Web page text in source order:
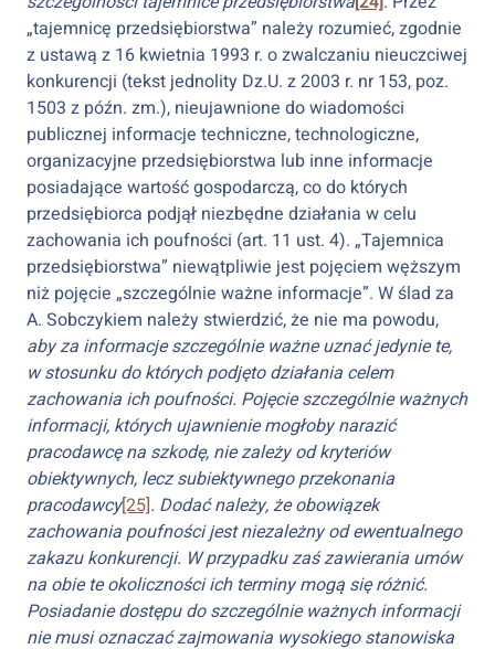
„tajemnicę przedsiębiorstwa” należy rozumieć, zgodnie
z ustawą z 16 kwietnia 1993 r. o zwalczaniu nieuczciwej
konkurencji (tekst jednolity Dz.U. z 2003 r. nr 153, poz.
1503 z późn. zm.), nieujawnione do wiadomości
publicznej informacje techniczne, technologiczne,
organizacyjne przedsiębiorstwa lub inne informacje
posiadające wartość gospodarczą, co do których
przedsiębiorca podjął niezbędne działania w celu
zachowania ich poufności (art. 11 ust. 4). „Tajemnica
przedsiębiorstwa” niewątpliwie jest pojęciem węższym
niż pojęcie „szczególnie ważne informacje”. W ślad za
A. Sobczykiem należy stwierdzić, że nie ma powodu,
aby za informacje szczególnie ważne uznać jedynie te,
w stosunku do których podjęto działania celem
zachowania ich poufności. Pojęcie szczególnie ważnych
informacji, których ujawnienie mogłoby narazić
pracodawcę na szkodę, nie zależy od kryteriów
obiektywnych, lecz subiektywnego przekonania
pracodawcy[25]. Dodać należy, że obowiązek
zachowania poufności jest niezależny od ewentualnego
zakazu konkurencji. W przypadku zaś zawierania umów
na obie te okoliczności ich terminy mogą się różnić.
Posiadanie dostępu do szczególnie ważnych informacji
nie musi oznaczać zajmowania wysokiego stanowiska